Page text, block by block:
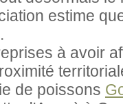
estime
à avoir
de poissons